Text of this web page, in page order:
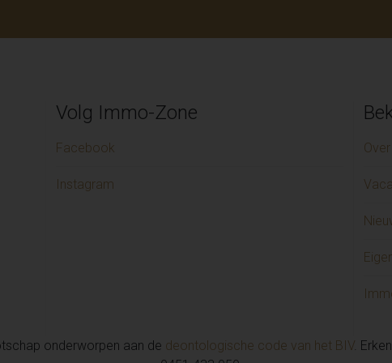
Volg Immo-Zone
Facebook
Instagram
onderworpen aan de deontologische code van het BIV.